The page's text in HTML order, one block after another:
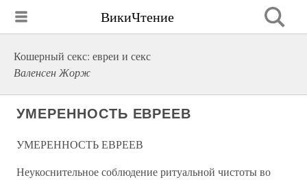
ВикиЧтение
Кошерный секс: евреи и секс
Валенсен Жорж
УМЕРЕННОСТЬ ЕВРЕЕВ
УМЕРЕННОСТЬ ЕВРЕЕВ
Неукоснительное соблюдение ритуальной чистоты во